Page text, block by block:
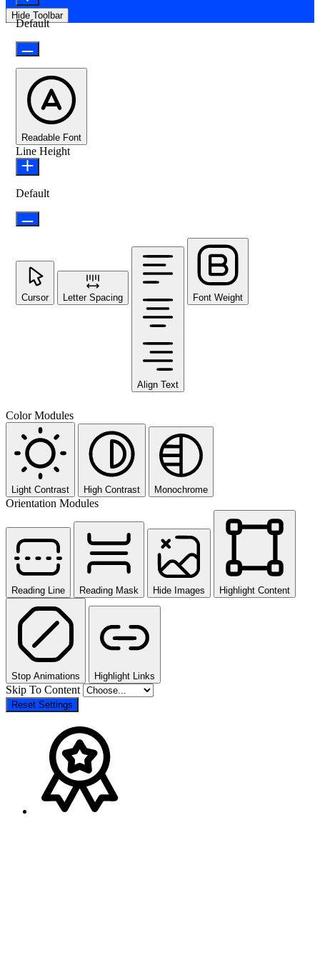
Hide Toolbar
Default
Readable Font
Line Height
Default
Cursor Letter Spacing
Align Text
Font Weight
Color Modules
Light Contrast High Contrast Monochrome
Orientation Modules
Reading Line Reading Mask Hide Images Highlight Content
Stop Animations Highlight Links
Skip To Content
Reset Settings